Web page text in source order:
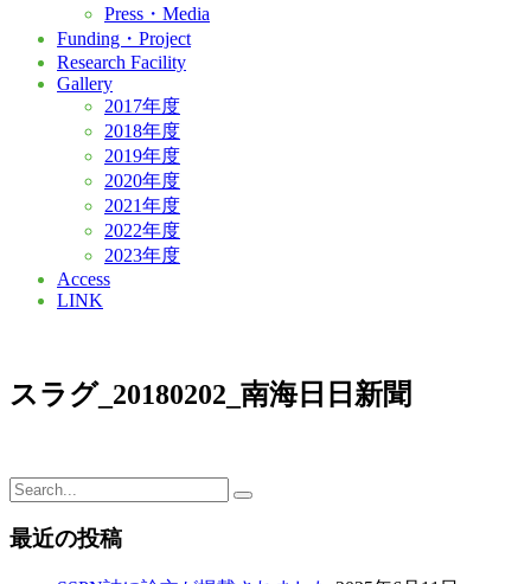
Press・Media
Funding・Project
Research Facility
Gallery
2017年度
2018年度
2019年度
2020年度
2021年度
2022年度
2023年度
Access
LINK
スラグ_20180202_南海日日新聞
最近の投稿